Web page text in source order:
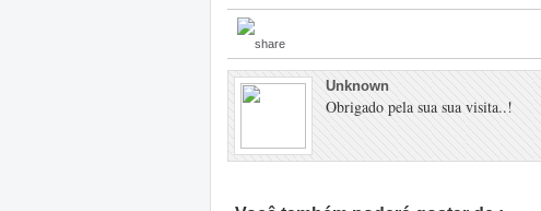
Unknown
Obrigado pela sua sua visita..!